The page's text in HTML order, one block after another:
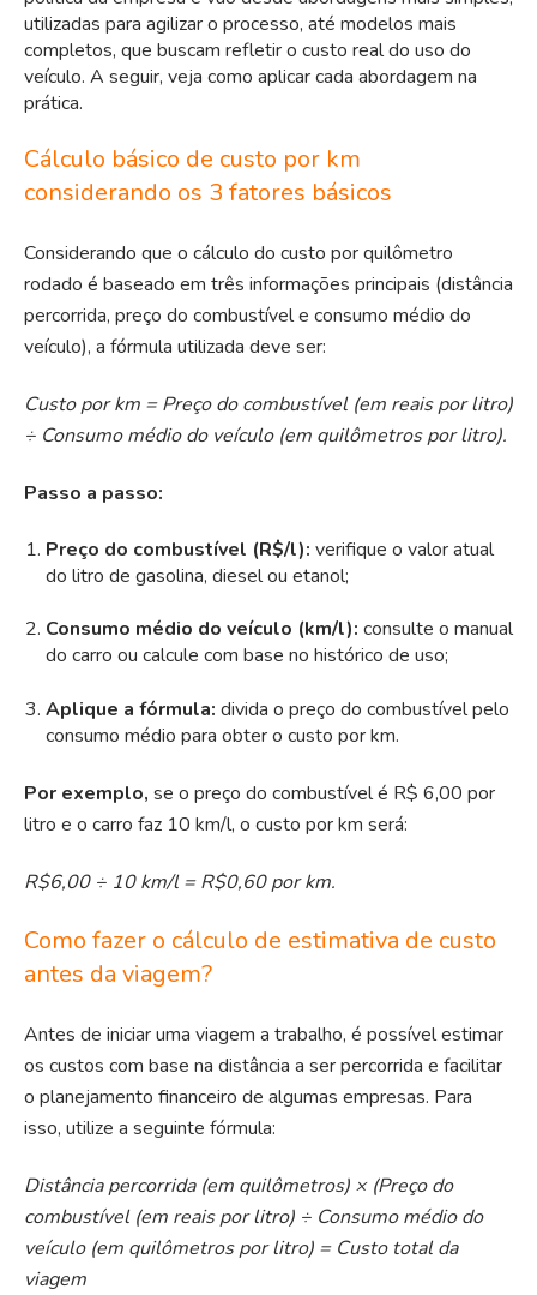
utilizadas para agilizar o processo, até modelos mais
completos, que buscam refletir o custo real do uso do
veículo. A seguir, veja como aplicar cada abordagem na
prática.
Cálculo básico de custo por km
considerando os 3 fatores básicos
Considerando que o cálculo do custo por quilômetro
rodado é baseado em três informações principais (distância
percorrida, preço do combustível e consumo médio do
veículo), a fórmula utilizada deve ser:
Custo por km = Preço do combustível (em reais por litro)
÷ Consumo médio do veículo (em quilômetros por litro).
Passo a passo:
Preço do combustível (R$/l): verifique o valor atual
do litro de gasolina, diesel ou etanol;
Consumo médio do veículo (km/l): consulte o manual
do carro ou calcule com base no histórico de uso;
Aplique a fórmula: divida o preço do combustível pelo
consumo médio para obter o custo por km.
Por exemplo, se o preço do combustível é R$ 6,00 por
litro e o carro faz 10 km/l, o custo por km será:
R$6,00 ÷ 10 km/l = R$0,60 por km.
Como fazer o cálculo de estimativa de custo
antes da viagem?
Antes de iniciar uma viagem a trabalho, é possível estimar
os custos com base na distância a ser percorrida e facilitar
o planejamento financeiro de algumas empresas. Para
isso, utilize a seguinte fórmula:
Distância percorrida (em quilômetros) × (Preço do
combustível (em reais por litro) ÷ Consumo médio do
veículo (em quilômetros por litro) = Custo total da
viagem